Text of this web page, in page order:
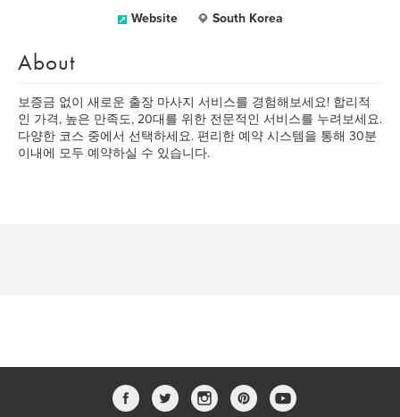
Website South Korea
About
보증금 없이 새로운 출장 마사지 서비스를 경험해보세요! 합리적
인 가격, 높은 만족도, 20대를 위한 전문적인 서비스를 누려보세요.
다양한 코스 중에서 선택하세요. 편리한 예약 시스템을 통해 30분
이내에 모두 예약하실 수 있습니다.